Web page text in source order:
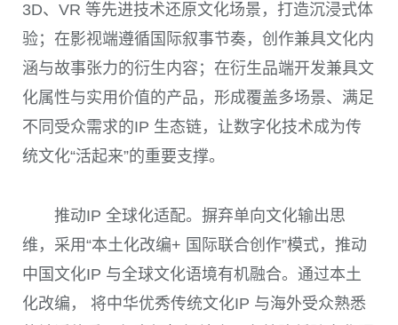
3D、VR 等先进技术还原文化场景，打造沉浸式体
验；在影视端遵循国际叙事节奏，创作兼具文化内
涵与故事张力的衍生内容；在衍生品端开发兼具文
化属性与实用价值的产品，形成覆盖多场景、满足
不同受众需求的IP 生态链，让数字化技术成为传
统文化“活起来”的重要支撑。
推动IP 全球化适配。摒弃单向文化输出思
维，采用“本土化改编+ 国际联合创作”模式，推动
中国文化IP 与全球文化语境有机融合。通过本土
化改编， 将中华优秀传统文化IP 与海外受众熟悉